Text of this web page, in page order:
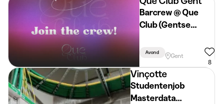
Barcrew @ Que
Club (Gentse
Feesten)
Avond
Gent
8
Vinçotte
Studentenjob
Masterdata